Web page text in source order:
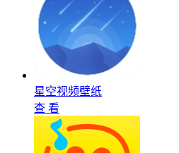
星空视频壁纸
查 看